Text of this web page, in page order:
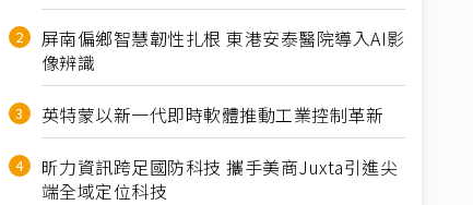
屏南偏鄉智慧韌性扎根 東港安泰醫院導入AI影
像辨識
英特蒙以新一代即時軟體推動工業控制革新
昕力資訊跨足國防科技 攜手美商Juxta引進尖
端全域定位科技